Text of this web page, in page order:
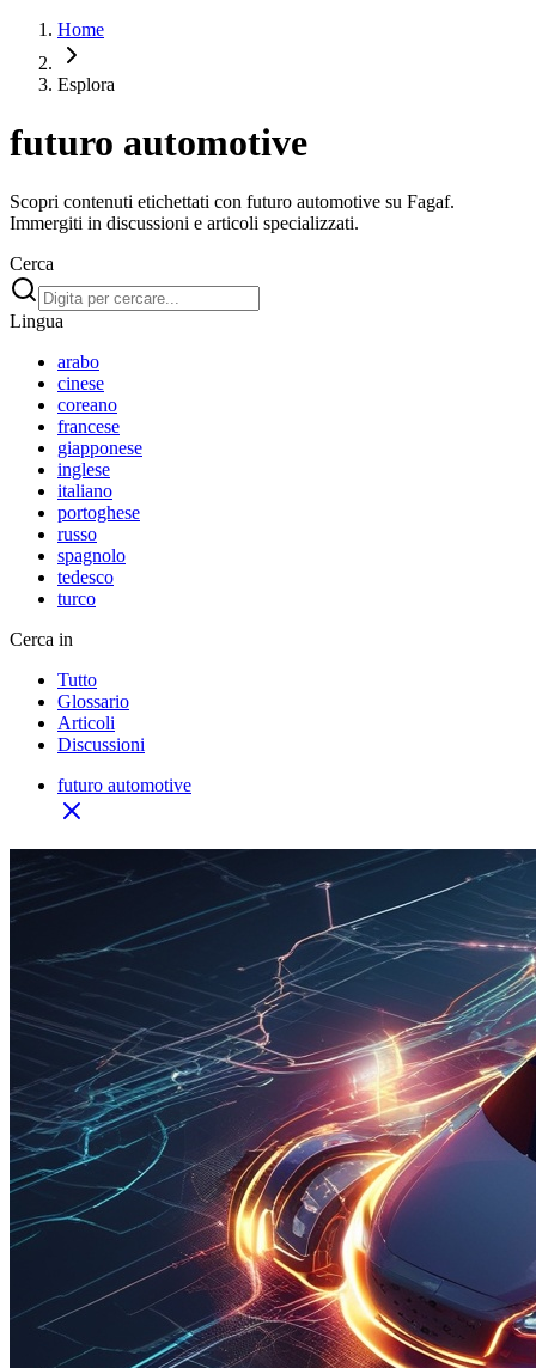
Home
Esplora
futuro automotive
Scopri contenuti etichettati con futuro automotive su Fagaf.
Immergiti in discussioni e articoli specializzati.
Cerca
Lingua
arabo
cinese
coreano
francese
giapponese
inglese
italiano
portoghese
russo
spagnolo
tedesco
turco
Cerca in
Tutto
Glossario
Articoli
Discussioni
futuro automotive